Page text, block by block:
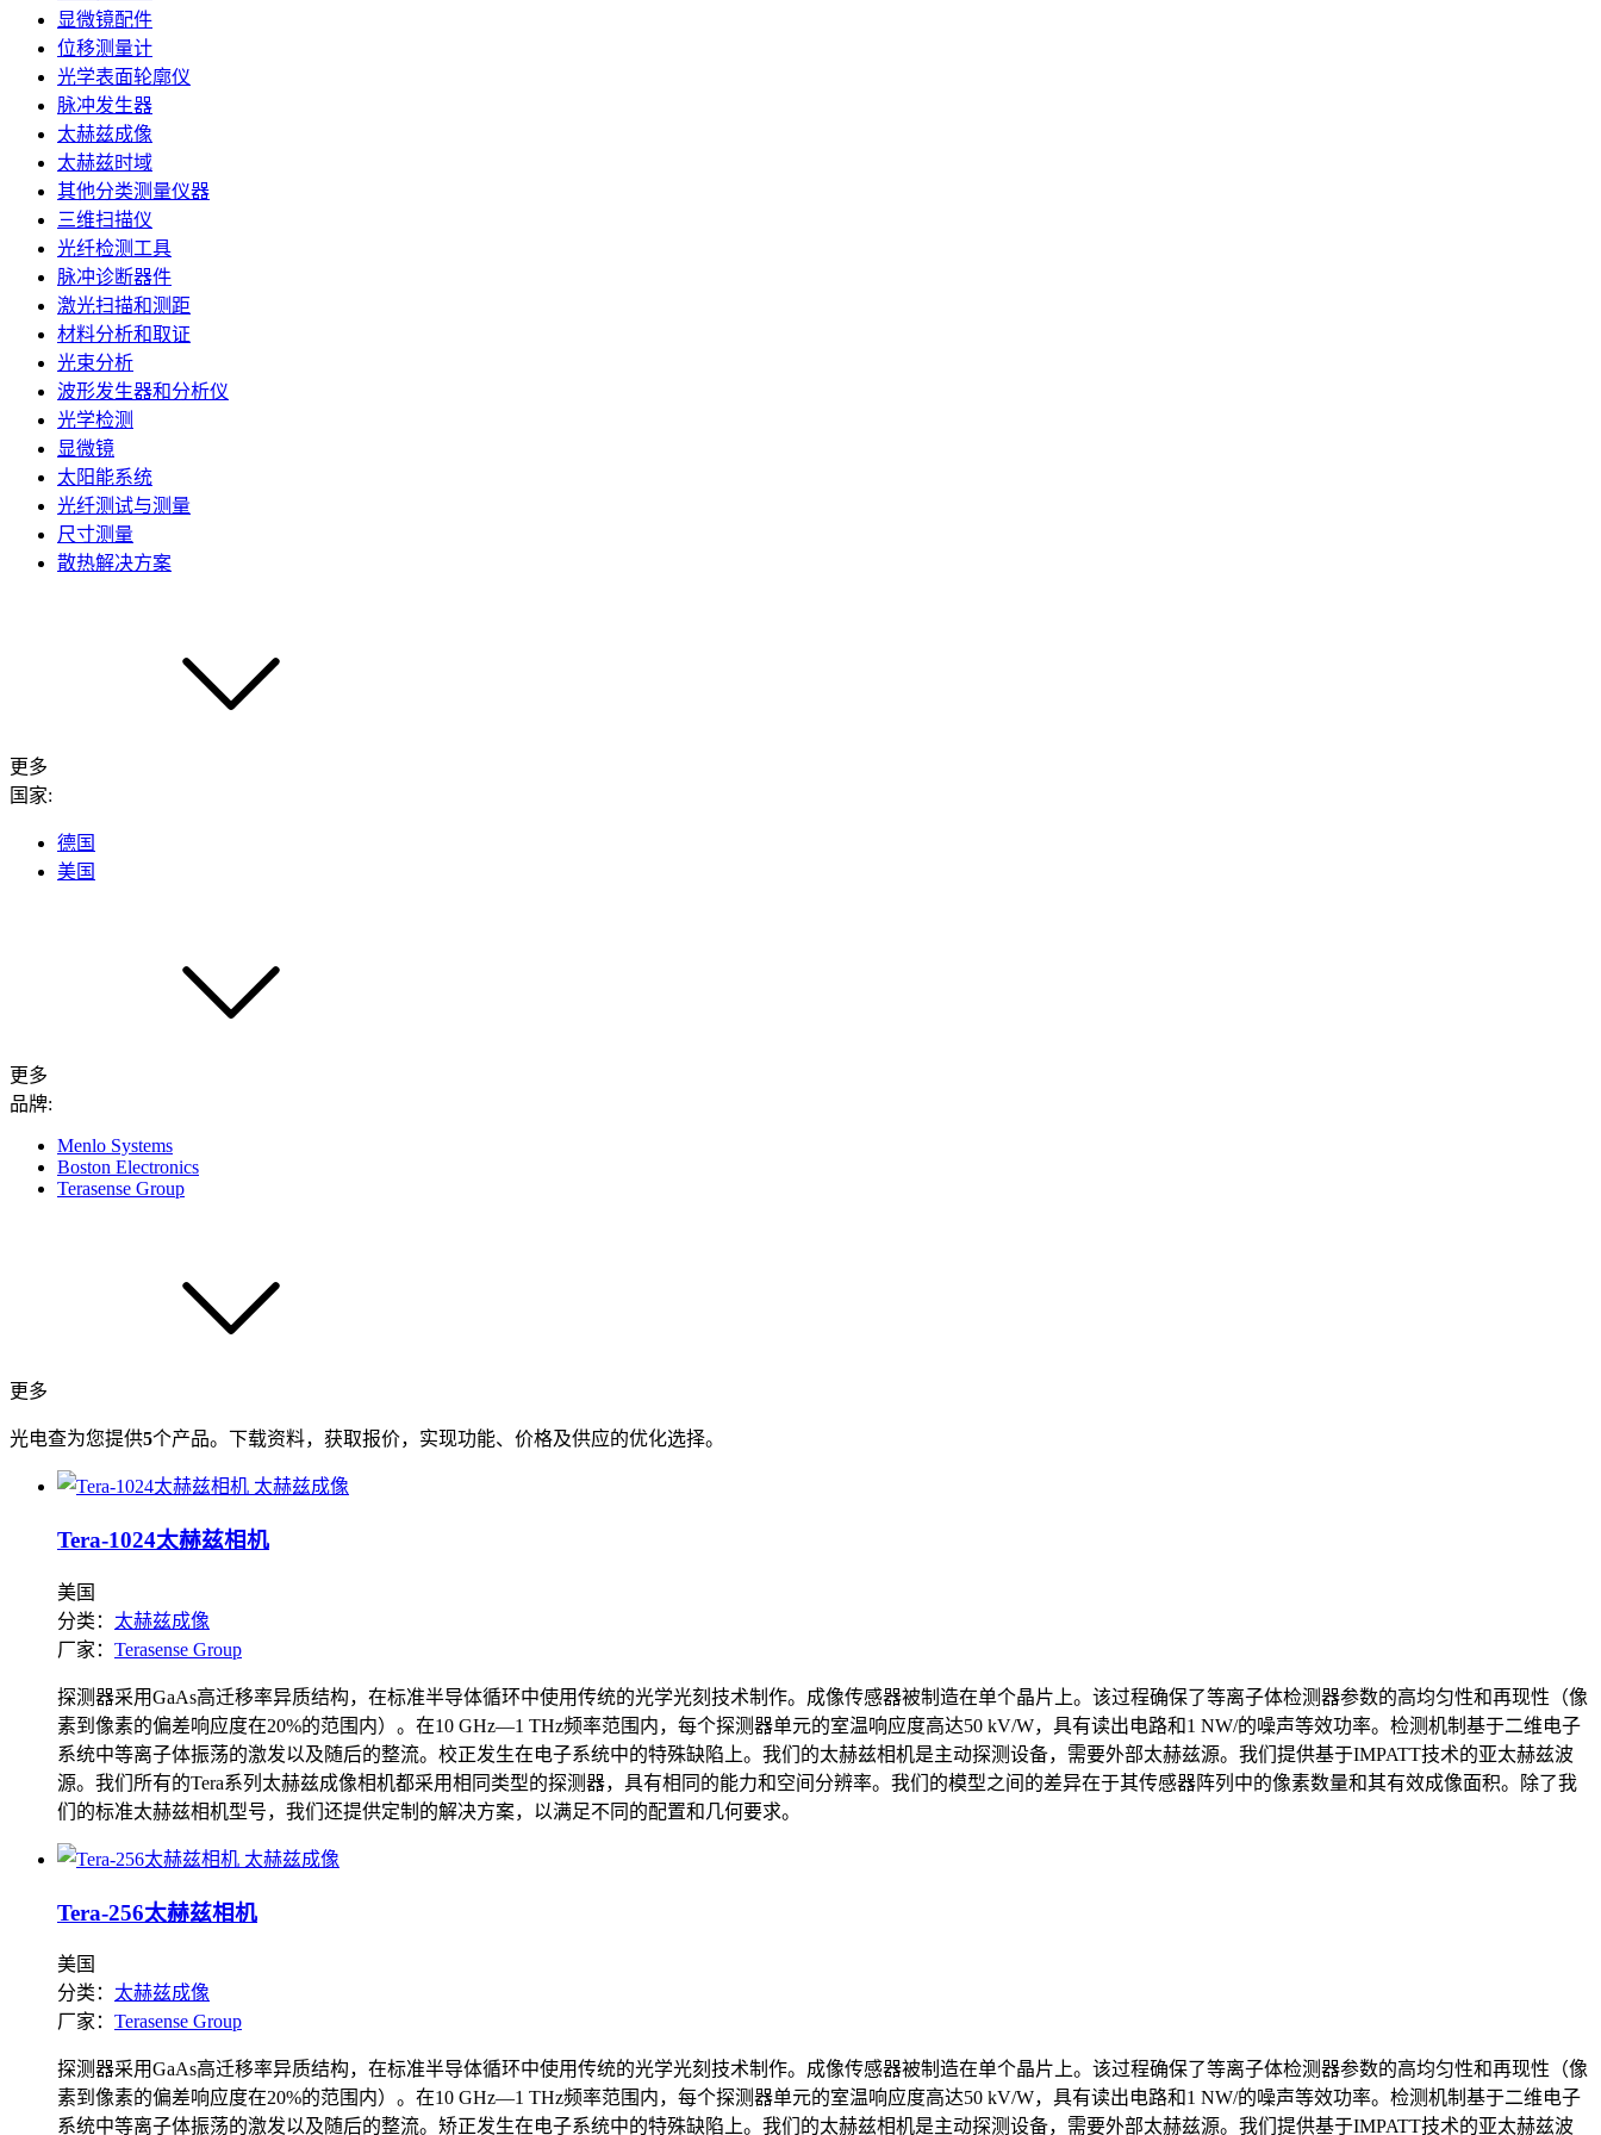
显微镜配件
位移测量计
光学表面轮廓仪
脉冲发生器
太赫兹成像
太赫兹时域
其他分类测量仪器
三维扫描仪
光纤检测工具
脉冲诊断器件
激光扫描和测距
材料分析和取证
光束分析
波形发生器和分析仪
光学检测
显微镜
太阳能系统
光纤测试与测量
尺寸测量
散热解决方案
更多
国家:
德国
美国
更多
品牌:
Menlo Systems
Boston Electronics
Terasense Group
更多
光电查为您提供5个产品。下载资料，获取报价，实现功能、价格及供应的优化选择。
Tera-1024太赫兹相机
美国
分类： 太赫兹成像
厂家： Terasense Group
探测器采用GaAs高迁移率异质结构，在标准半导体循环中使用传统的光学光刻技术制作。成像传感器被制造在单个晶片上。该过程确保了等离子体检测器参数的高均匀性和再现性（像
素到像素的偏差响应度在20%的范围内）。在10 GHz—1 THz频率范围内，每个探测器单元的室温响应度高达50 kV/W，具有读出电路和1 NW/的噪声等效功率。检测机制基于二维电子
系统中等离子体振荡的激发以及随后的整流。校正发生在电子系统中的特殊缺陷上。我们的太赫兹相机是主动探测设备，需要外部太赫兹源。我们提供基于IMPATT技术的亚太赫兹波
源。我们所有的Tera系列太赫兹成像相机都采用相同类型的探测器，具有相同的能力和空间分辨率。我们的模型之间的差异在于其传感器阵列中的像素数量和其有效成像面积。除了我
们的标准太赫兹相机型号，我们还提供定制的解决方案，以满足不同的配置和几何要求。
Tera-256太赫兹相机
美国
分类： 太赫兹成像
厂家： Terasense Group
探测器采用GaAs高迁移率异质结构，在标准半导体循环中使用传统的光学光刻技术制作。成像传感器被制造在单个晶片上。该过程确保了等离子体检测器参数的高均匀性和再现性（像
素到像素的偏差响应度在20%的范围内）。在10 GHz—1 THz频率范围内，每个探测器单元的室温响应度高达50 kV/W，具有读出电路和1 NW/的噪声等效功率。检测机制基于二维电子
系统中等离子体振荡的激发以及随后的整流。矫正发生在电子系统中的特殊缺陷上。我们的太赫兹相机是主动探测设备，需要外部太赫兹源。我们提供基于IMPATT技术的亚太赫兹波